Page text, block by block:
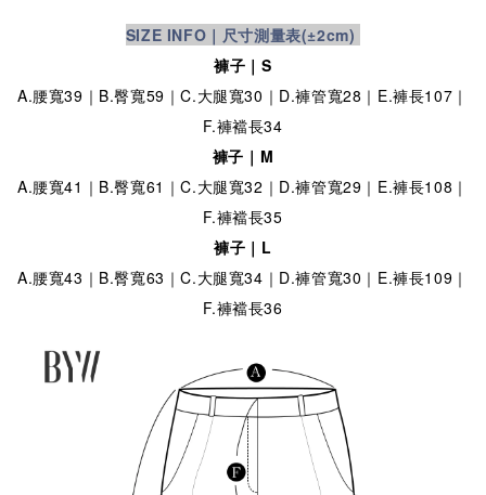
SIZE INFO｜尺寸測量表(±2cm)
褲子｜S
A.腰寬39｜B.臀寬59｜C.大腿寬30｜D.褲管寬28｜E.褲長107｜
F.褲襠長34
褲子｜M
A.腰寬41｜B.臀寬61｜C.大腿寬32｜D.褲管寬29｜E.褲長108｜
F.褲襠長35
褲子｜L
A.腰寬43｜B.臀寬63｜C.大腿寬34｜D.褲管寬30｜E.褲長109｜
F.褲襠長36